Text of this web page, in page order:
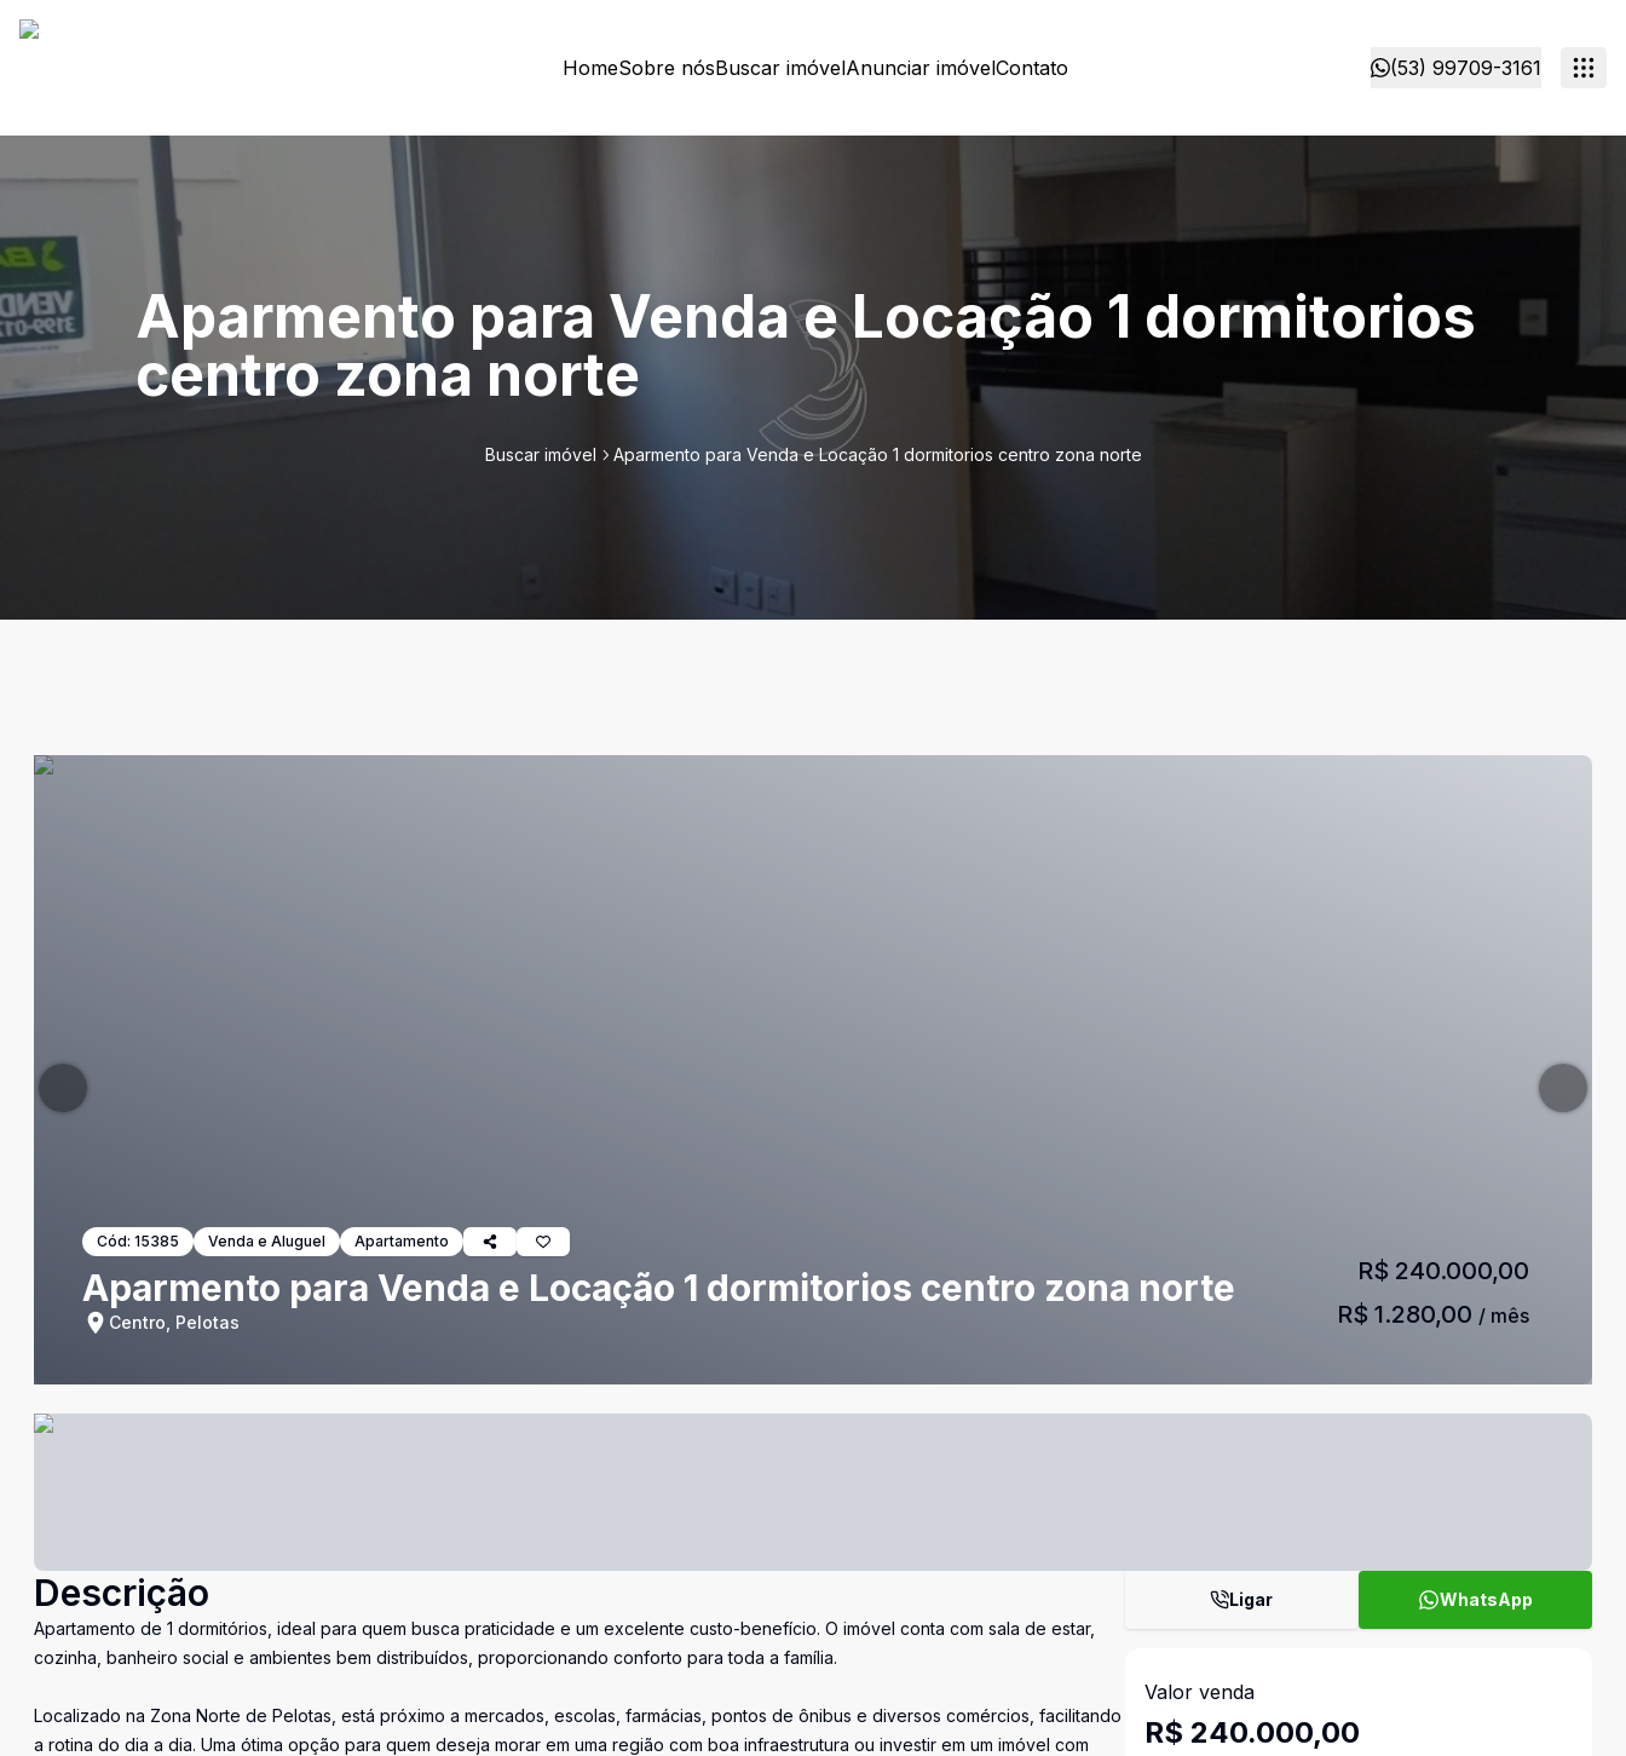
HomeSobre nósBuscar imóvelAnunciar imóvelContato (53) 99709-3161
Aparmento para Venda e Locação 1 dormitorios
centro zona norte
Buscar imóvel Aparmento para Venda e Locação 1 dormitorios centro zona norte
Cód: 15385 Venda e Aluguel Apartamento
Aparmento para Venda e Locação 1 dormitorios centro zona norte
Centro, Pelotas
R$ 240.000,00
R$ 1.280,00 / mês
Descrição
Apartamento de 1 dormitórios, ideal para quem busca praticidade e um excelente custo-benefício. O imóvel conta com sala de estar,
cozinha, banheiro social e ambientes bem distribuídos, proporcionando conforto para toda a família.
Localizado na Zona Norte de Pelotas, está próximo a mercados, escolas, farmácias, pontos de ônibus e diversos comércios, facilitando
a rotina do dia a dia. Uma ótima opção para quem deseja morar em uma região com boa infraestrutura ou investir em um imóvel com
Ligar WhatsApp
Valor venda
R$ 240.000,00